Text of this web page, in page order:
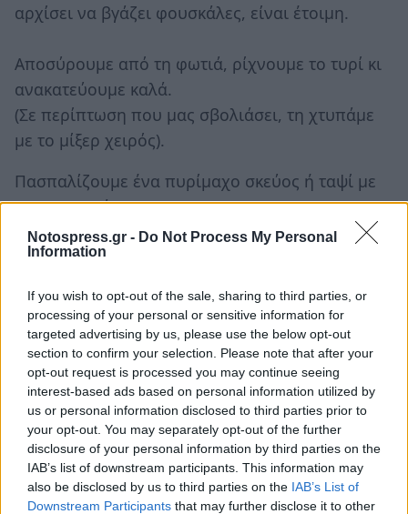
Notospress.gr - Do Not Process My Personal
Information
If you wish to opt-out of the sale, sharing to third parties, or
processing of your personal or sensitive information for
targeted advertising by us, please use the below opt-out
section to confirm your selection. Please note that after your
opt-out request is processed you may continue seeing
interest-based ads based on personal information utilized by
us or personal information disclosed to third parties prior to
your opt-out. You may separately opt-out of the further
disclosure of your personal information by third parties on the
IAB’s list of downstream participants. This information may
also be disclosed by us to third parties on the IAB’s List of
Downstream Participants that may further disclose it to other
αρχίσει να βγάζει φουσκάλες, είναι έτοιμη.
Αποσύρουμε από τη φωτιά, ρίχνουμε το τυρί κι
ανακατεύουμε καλά.
(Σε περίπτωση που μας σβολιάσει, τη χτυπάμε
με το μίξερ χειρός).
Πασπαλίζουμε ένα πυρίμαχο σκεύος ή ταψί με
τη φρυγανιά.
Στρώνουμε μέσα τις πατάτες, τη μια δίπλα στην
άλλη, ώστε να καλύψουμε όλο το πυρέξ.
Απλώνουμε πάνω στις πατάτες τη μισή σάλτσα
κιμά, πασπαλίζουμε με το μισό τυρί και
στρώνουμε τις μελιτζάνες, όπως τις πατάτες.
Ρίχνουμε και τον υπόλοιπο κιμά και τον
απλώνουμε να πάει παντού.
Πασπαλίζουμε με το υπόλοιπο τυρί και το
περιχύνουμε με την κρέμα μπεσαμέλ,